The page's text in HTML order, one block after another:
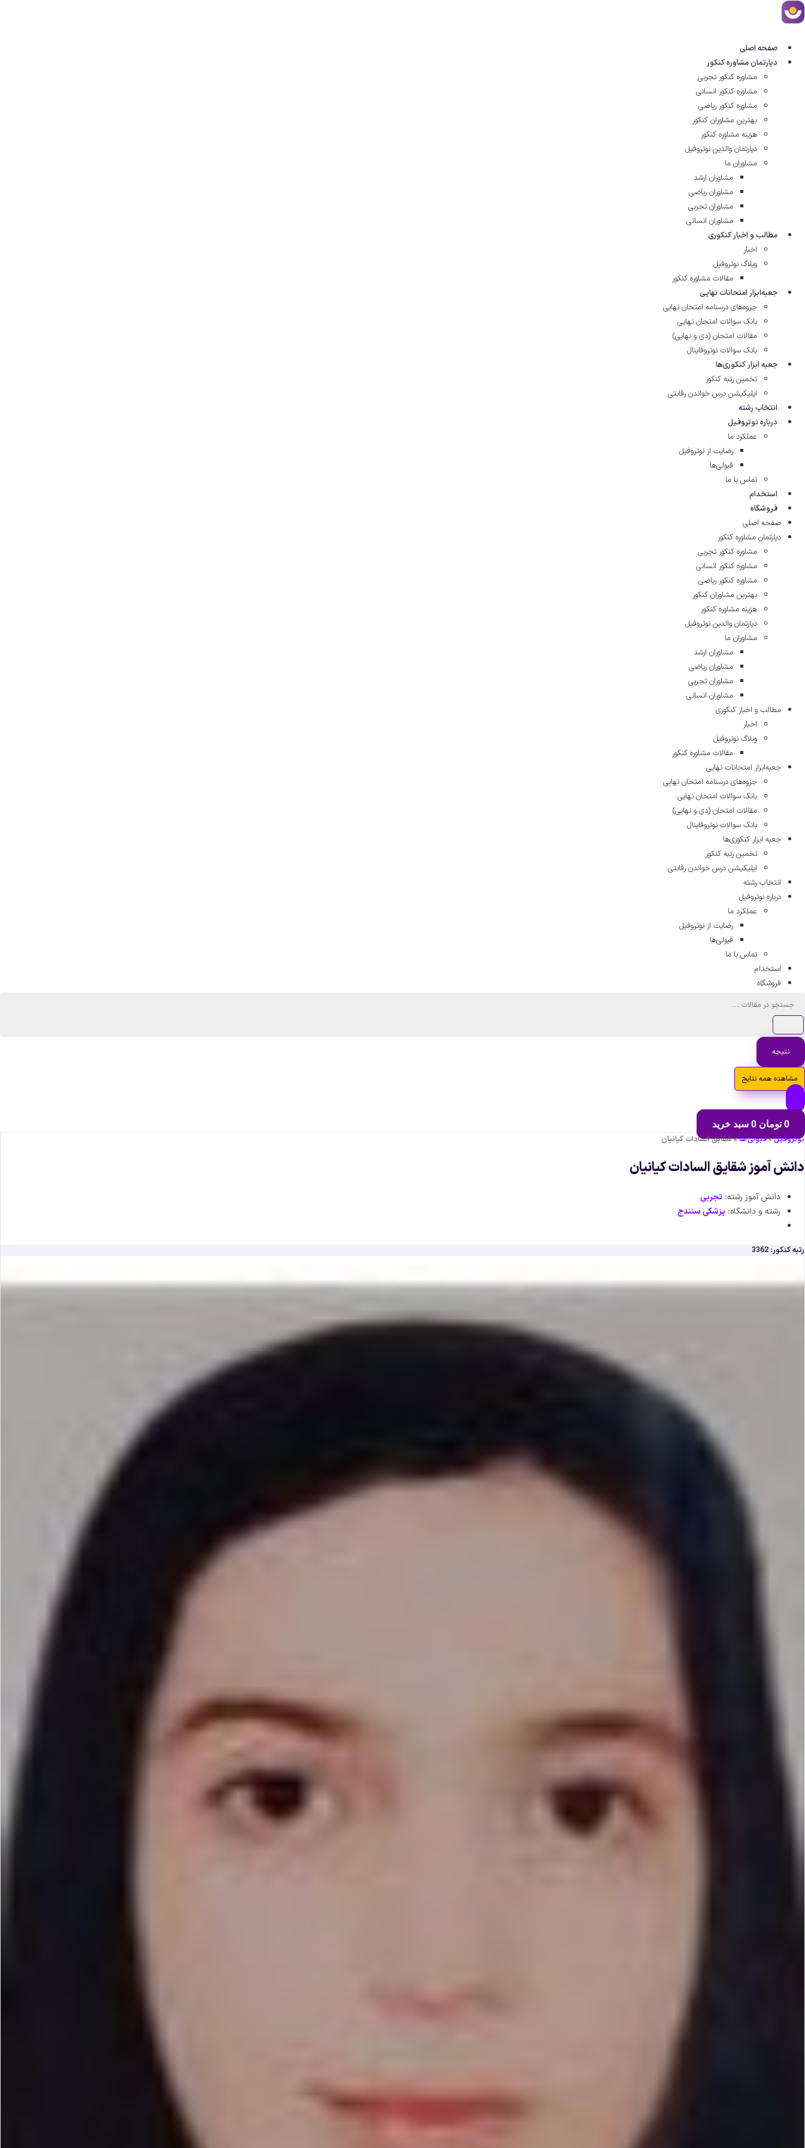
پرش
به
صفحه اصلی
دپارتمان مشاوره کنکور
مشاوره کنکور تجربی
مشاوره کنکور انسانی
مشاوره کنکور ریاضی
بهترین مشاوران کنکور
هزینه مشاوره کنکور
دپارتمان والدین نوتروفیل
مشاوران ما
مشاوران ارشد
مشاوران ریاضی
مشاوران تجربی
مشاوران انسانی
مطالب و اخبار کنکوری
اخبار
وبلاگ نوتروفیل
مقالات مشاوره‌ کنکور
جعبه‌ابزار امتحانات نهایی
جزوه‌های درسنامه امتحان نهایی
بانک سوالات امتحان نهایی
مقالات امتحان (دی و نهایی)
بانک سوالات نوتروفاینال
جعبه ابزار کنکوری‌ها
تخمین رتبه کنکور
اپلیکیشن درس خواندن رقابتی
انتخاب رشته
درباره نوتروفیل
عملکرد ما
رضایت از نوتروفیل
قبولی‌ها
تماس با ما
استخدام
فروشگاه
صفحه اصلی
دپارتمان مشاوره کنکور
مشاوره کنکور تجربی
مشاوره کنکور انسانی
مشاوره کنکور ریاضی
بهترین مشاوران کنکور
هزینه مشاوره کنکور
دپارتمان والدین نوتروفیل
مشاوران ما
مشاوران ارشد
مشاوران ریاضی
مشاوران تجربی
مشاوران انسانی
مطالب و اخبار کنکوری
اخبار
وبلاگ نوتروفیل
مقالات مشاوره‌ کنکور
جعبه‌ابزار امتحانات نهایی
جزوه‌های درسنامه امتحان نهایی
بانک سوالات امتحان نهایی
مقالات امتحان (دی و نهایی)
بانک سوالات نوتروفاینال
جعبه ابزار کنکوری‌ها
تخمین رتبه کنکور
اپلیکیشن درس خواندن رقابتی
انتخاب رشته
درباره نوتروفیل
عملکرد ما
رضایت از نوتروفیل
قبولی‌ها
تماس با ما
استخدام
فروشگاه
جستجو
نتیجه
مشاهده همه نتایج
0 تومان 0 سبد خرید
نوتروفیل»قبولی ها»شقایق السادات کیانیان
دانش آموز شقایق السادات کیانیان
دانش آموز رشته: تجربی
رشته و دانشگاه: پزشکی سنندج
رتبه کنکور: 3362